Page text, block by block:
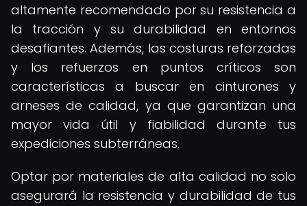
altamente recomendado por su resistencia a
la tracción y su durabilidad en entornos
desafiantes. Además, las costuras reforzadas
y los refuerzos en puntos críticos son
características a buscar en cinturones y
arneses de calidad, ya que garantizan una
mayor vida útil y fiabilidad durante tus
expediciones subterráneas.
Optar por materiales de alta calidad no solo
asegurará la resistencia y durabilidad de tus